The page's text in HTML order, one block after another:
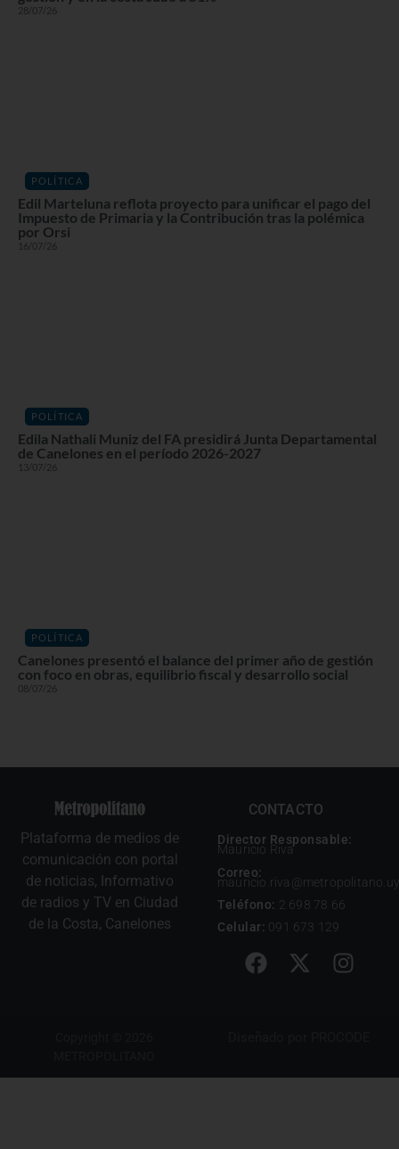
28/07/26
POLÍTICA
Edil Marteluna reflota proyecto para unificar el pago del
Impuesto de Primaria y la Contribución tras la polémica
por Orsi
16/07/26
POLÍTICA
Edila Nathali Muniz del FA presidirá Junta Departamental
de Canelones en el período 2026-2027
13/07/26
POLÍTICA
Canelones presentó el balance del primer año de gestión
con foco en obras, equilibrio fiscal y desarrollo social
08/07/26
Plataforma de medios de
comunicación con portal
de noticias, Informativo
de radios y TV en Ciudad
de la Costa, Canelones
CONTACTO
Director Responsable:
Mauricio Riva
Correo:
mauricio.riva@metropolitano.uy
Teléfono: 2 698 78 66
Celular: 091 673 129